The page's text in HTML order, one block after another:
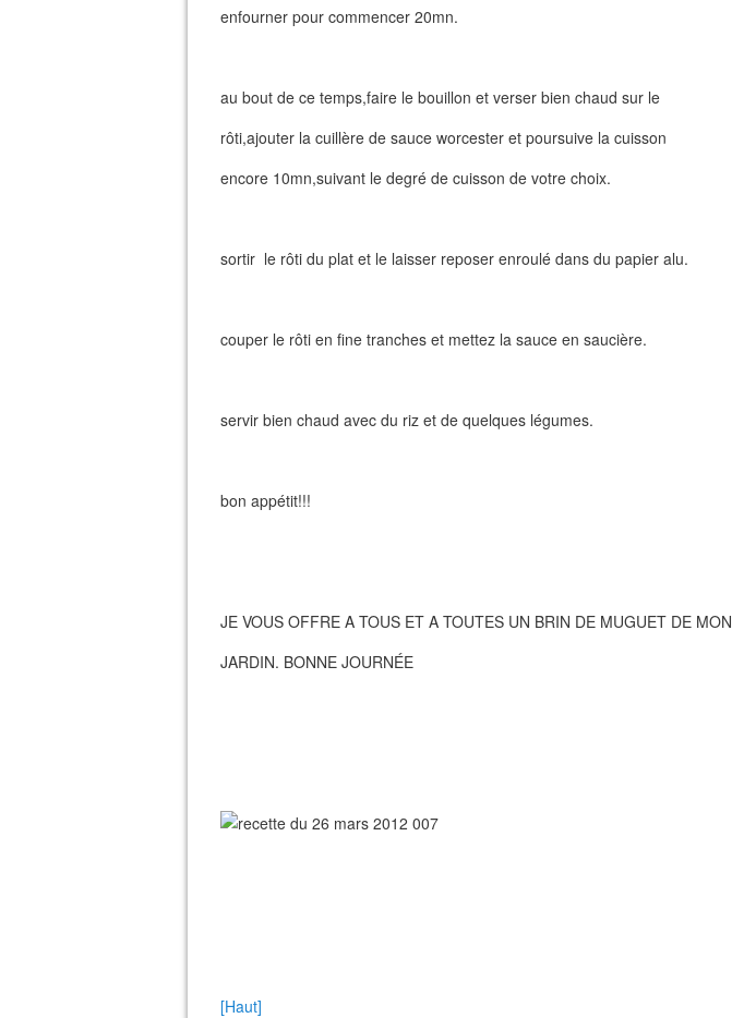
enfourner pour commencer 20mn.
au bout de ce temps,faire le bouillon et verser bien chaud sur le
rôti,ajouter la cuillère de sauce worcester et poursuive la cuisson
encore 10mn,suivant le degré de cuisson de votre choix.
sortir le rôti du plat et le laisser reposer enroulé dans du papier alu.
couper le rôti en fine tranches et mettez la sauce en saucière.
servir bien chaud avec du riz et de quelques légumes.
bon appétit!!!
JE VOUS OFFRE A TOUS ET A TOUTES UN BRIN DE MUGUET DE MON
JARDIN. BONNE JOURNÉE
[Haut]